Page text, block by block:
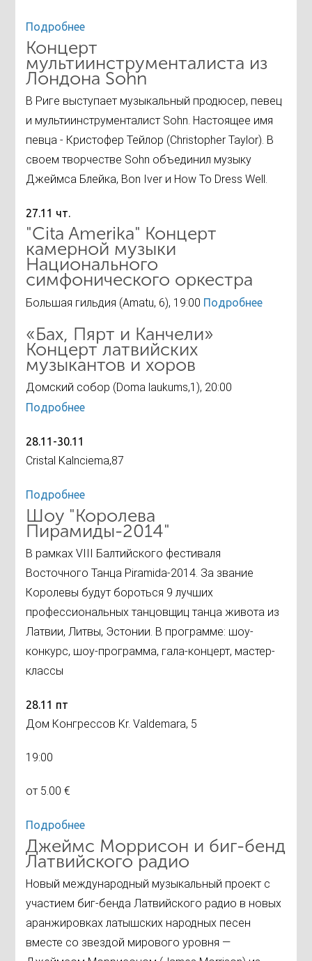
Подробнее
Концерт
мультиинструменталиста из
Лондона Sohn
В Риге выступает музыкальный продюсер, певец
и мультиинструменталист Sohn. Настоящее имя
певца - Кристофер Тейлор (Christopher Taylor). В
своем творчестве Sohn объединил музыку
Джеймса Блейка, Bon Iver и How To Dress Well.
27.11 чт.
"Cita Amerika" Концерт
камерной музыки
Национального
симфонического оркестра
Большая гильдия (Amatu, 6), 19:00 Подробнее
«Бах, Пярт и Канчели»
Концерт латвийских
музыкантов и хоров
Домский собор (Doma laukums,1), 20:00
Подробнее
28.11-30.11
Cristal Kalnciema,87
Подробнее
Шоу "Королева
Пирамиды-2014"
В рамках VIII Балтийского фестиваля
Восточного Танца Piramida-2014. За звание
Королевы будут бороться 9 лучших
профессиональных танцовщиц танца живота из
Латвии, Литвы, Эстонии. В программе: шоу-
конкурс, шоу-программа, гала-концерт, мастер-
классы
28.11 пт
Дом Конгрессов Kr. Valdemara, 5
19:00
от 5.00 €
Подробнее
Джеймс Моррисон и биг-бенд
Латвийского радио
Новый международный музыкальный проект с
участием биг-бенда Латвийского радио в новых
аранжировках латышских народных песен
вместе со звездой мирового уровня —